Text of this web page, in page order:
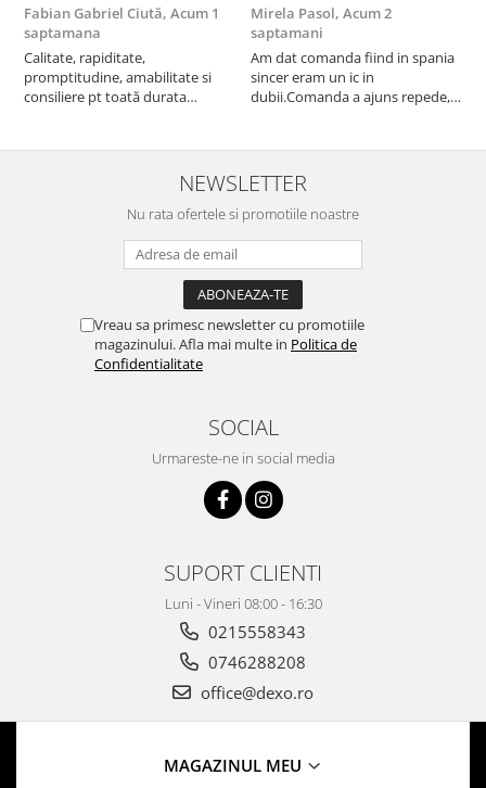
Fabian Gabriel Ciută, Acum 1
saptamana
Calitate, rapiditate,
promptitudine, amabilitate si
consiliere pt toată durata
Mirela Pasol, Acum 2
saptamani
Am dat comanda fiind in spania
sincer eram un ic in
dubii.Comanda a ajuns repede,in
treaba,va multumesc pentru
rapiditate si
amabilitate,RECOMAND 100%
NEWSLETTER
Nu rata ofertele si promotiile noastre
Vreau sa primesc newsletter cu promotiile
magazinului. Afla mai multe in Politica de
Confidentialitate
SOCIAL
Urmareste-ne in social media
SUPORT CLIENTI
Luni - Vineri 08:00 - 16:30
0215558343
0746288208
office@dexo.ro
MAGAZINUL MEU